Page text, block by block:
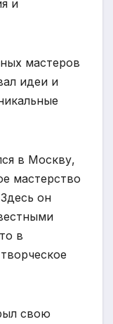
и
мастеров
идеи и
в Москву,
мастерство
он
в
свою